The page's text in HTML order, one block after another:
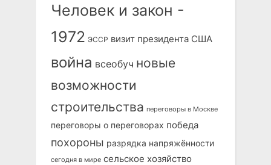
Человек и закон -
1972 ЭССР визит президента США
война всеобуч новые
возможности
строительства переговоры в Москве
переговоры о переговорах победа
похороны разрядка напряжённости
сегодня в мире сельское хозяйство